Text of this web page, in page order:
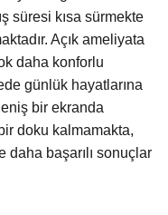
süresi kısa sürmekte
Açık ameliyata
daha konforlu
günlük hayatlarına
bir ekranda
doku kalmamakta,
daha başarılı sonuçlar